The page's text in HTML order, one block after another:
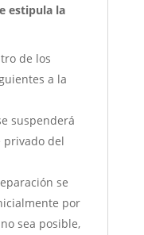
estipula la
de los
a la
suspenderá
privado del
se
por
sea posible,